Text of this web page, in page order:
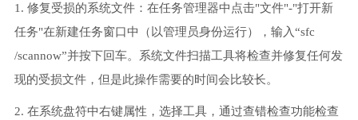
1. 修复受损的系统文件：在任务管理器中点击"文件"-"打开新
任务"在新建任务窗口中（以管理员身份运行），输入“sfc
/scannow”并按下回车。系统文件扫描工具将检查并修复任何发
现的受损文件，但是此操作需要的时间会比较长。
2. 在系统盘符中右键属性，选择工具，通过查错检查功能检查